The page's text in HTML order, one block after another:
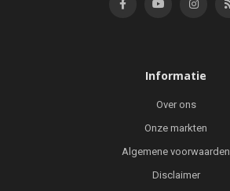
Informatie
Over ons
Onze markten
Algemene voorwaarden
Disclaimer